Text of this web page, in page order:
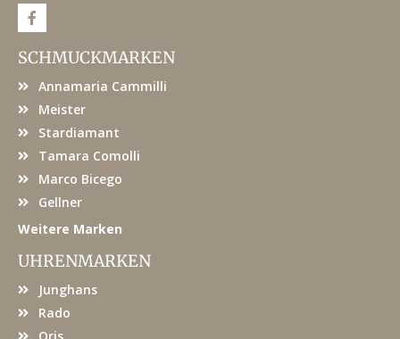
F
a
e
b
o
SCHMUCKMARKEN
Annamaria Cammilli
Meister
Stardiamant
Tamara Comolli
Marco Bicego
Gellner
Weitere Marken
UHRENMARKEN
Junghans
Rado